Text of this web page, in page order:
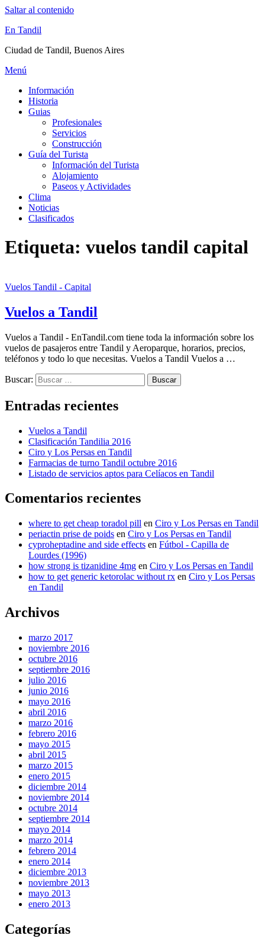
Saltar al contenido
En Tandil
Ciudad de Tandil, Buenos Aires
Menú
Información
Historia
Guias
Profesionales
Servicios
Construcción
Guía del Turista
Información del Turista
Alojamiento
Paseos y Actividades
Clima
Noticias
Clasificados
Etiqueta: vuelos tandil capital
Vuelos Tandil - Capital
Vuelos a Tandil
Vuelos a Tandil - EnTandil.com tiene toda la información sobre los
vuelos de pasajeros entre Tandil y Aeroparque, horarios, precios,
teléfonos y todo lo que necesitas. Vuelos a Tandil Vuelos a …
Buscar:
Entradas recientes
Vuelos a Tandil
Clasificación Tandilia 2016
Ciro y Los Persas en Tandil
Farmacias de turno Tandil octubre 2016
Listado de servicios aptos para Celíacos en Tandil
Comentarios recientes
where to get cheap toradol pill en Ciro y Los Persas en Tandil
periactin prise de poids en Ciro y Los Persas en Tandil
cyproheptadine and side effects en Fútbol - Capilla de
Lourdes (1996)
how strong is tizanidine 4mg en Ciro y Los Persas en Tandil
how to get generic ketorolac without rx en Ciro y Los Persas
en Tandil
Archivos
marzo 2017
noviembre 2016
octubre 2016
septiembre 2016
julio 2016
junio 2016
mayo 2016
abril 2016
marzo 2016
febrero 2016
mayo 2015
abril 2015
marzo 2015
enero 2015
diciembre 2014
noviembre 2014
octubre 2014
septiembre 2014
mayo 2014
marzo 2014
febrero 2014
enero 2014
diciembre 2013
noviembre 2013
mayo 2013
enero 2013
Categorías